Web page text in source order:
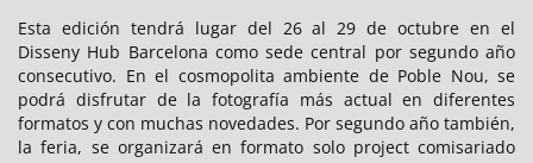
Esta edición tendrá lugar del 26 al 29 de octubre en el
Disseny Hub Barcelona como sede central por segundo año
consecutivo. En el cosmopolita ambiente de Poble Nou, se
podrá disfrutar de la fotografía más actual en diferentes
formatos y con muchas novedades. Por segundo año también,
la feria, se organizará en formato solo project comisariado